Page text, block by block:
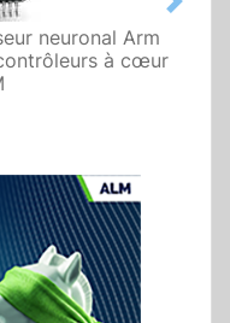
neuronal Arm
à cœur
Next